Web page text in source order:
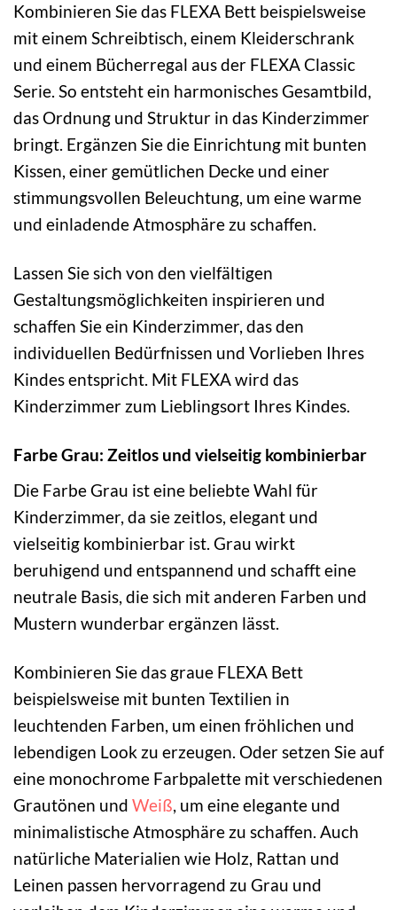
Kombinieren Sie das FLEXA Bett beispielsweise
mit einem Schreibtisch, einem Kleiderschrank
und einem Bücherregal aus der FLEXA Classic
Serie. So entsteht ein harmonisches Gesamtbild,
das Ordnung und Struktur in das Kinderzimmer
bringt. Ergänzen Sie die Einrichtung mit bunten
Kissen, einer gemütlichen Decke und einer
stimmungsvollen Beleuchtung, um eine warme
und einladende Atmosphäre zu schaffen.
Lassen Sie sich von den vielfältigen
Gestaltungsmöglichkeiten inspirieren und
schaffen Sie ein Kinderzimmer, das den
individuellen Bedürfnissen und Vorlieben Ihres
Kindes entspricht. Mit FLEXA wird das
Kinderzimmer zum Lieblingsort Ihres Kindes.
Farbe Grau: Zeitlos und vielseitig kombinierbar
Die Farbe Grau ist eine beliebte Wahl für
Kinderzimmer, da sie zeitlos, elegant und
vielseitig kombinierbar ist. Grau wirkt
beruhigend und entspannend und schafft eine
neutrale Basis, die sich mit anderen Farben und
Mustern wunderbar ergänzen lässt.
Kombinieren Sie das graue FLEXA Bett
beispielsweise mit bunten Textilien in
leuchtenden Farben, um einen fröhlichen und
lebendigen Look zu erzeugen. Oder setzen Sie auf
eine monochrome Farbpalette mit verschiedenen
Grautönen und Weiß, um eine elegante und
minimalistische Atmosphäre zu schaffen. Auch
natürliche Materialien wie Holz, Rattan und
Leinen passen hervorragend zu Grau und